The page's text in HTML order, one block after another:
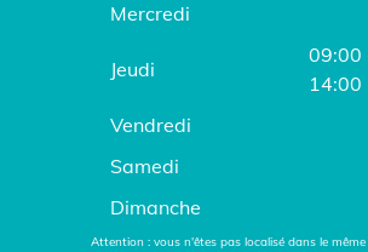
Mercredi
Jeudi
09:00
14:00
Vendredi
Samedi
Dimanche
Attention : vous n'êtes pas localisé dans le